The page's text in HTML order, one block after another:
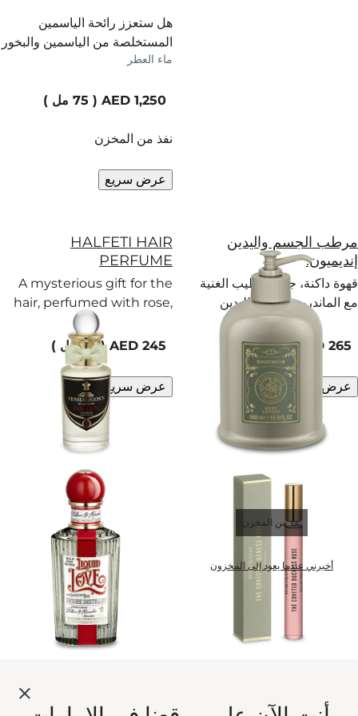
هل ستعزز رائحة الياسمين
المستخلصة من الياسمين والبخور
والعود فرصتها في جذب الشريك
ماء العطر
current price
نفذ من المخزن
عرض سريع
مرطب الجسم واليدين
إنديميون.
قهوة داكنة، جوزة الطيب الغنية
مع الماندرين الطازج لليدين
والجسم. لا يقاوم.
current price
500 مل
عرض سريع
HALFETI HAIR
PERFUME
A mysterious gift for the
hair, perfumed with rose,
fruits and Levantine spice.
current price
30 مل
عرض سريع
نفذ من المخزن
أخبرني عندما يعود إلى المخزون